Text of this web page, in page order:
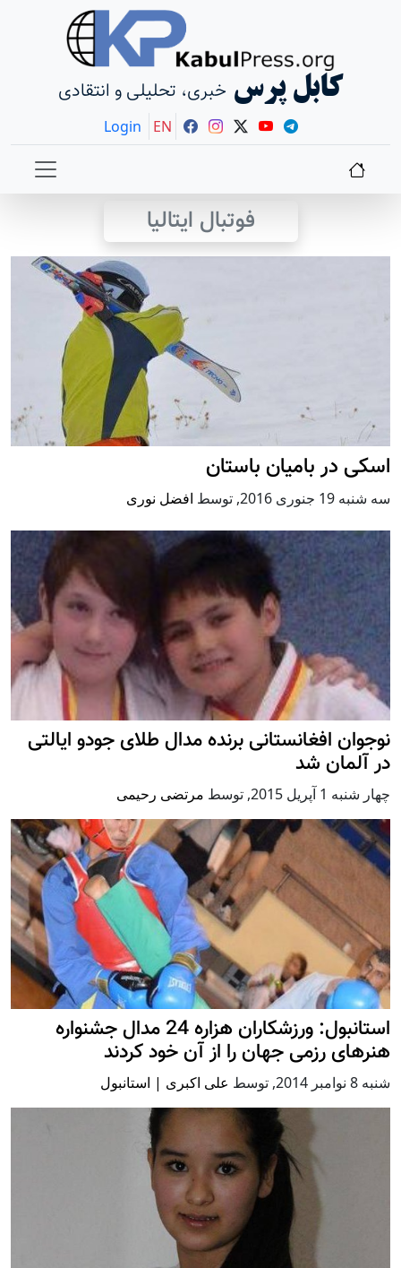
کابل پرس خبری، تحلیلی و انتقادی
Login EN
فوتبال ايتاليا
اسکی در بامیان باستان
سه شنبه 19 جنوری 2016 , توسط افضل نوری
نوجوان افغانستانی برنده مدال طلای جودو ایالتی
در آلمان شد
چهار شنبه 1 آپریل 2015 , توسط مرتضی رحیمی
استانبول: ورزشکاران هزاره 24 مدال جشنواره
هنرهای رزمی جهان را از آن خود کردند
شنبه 8 نوامبر 2014 , توسط علی اکبری | استانبول